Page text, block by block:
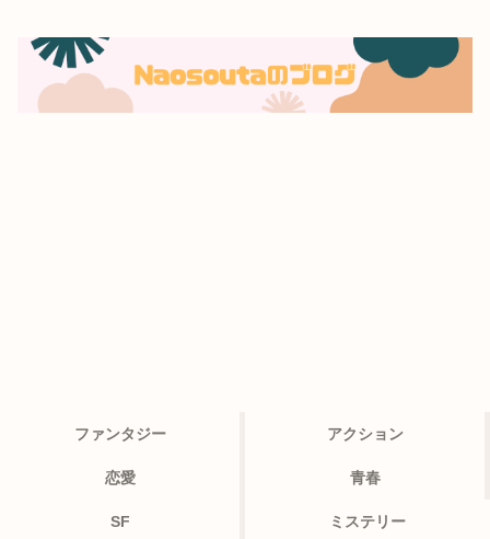
ファンタジー アクション
恋愛 青春
SF ミステリー